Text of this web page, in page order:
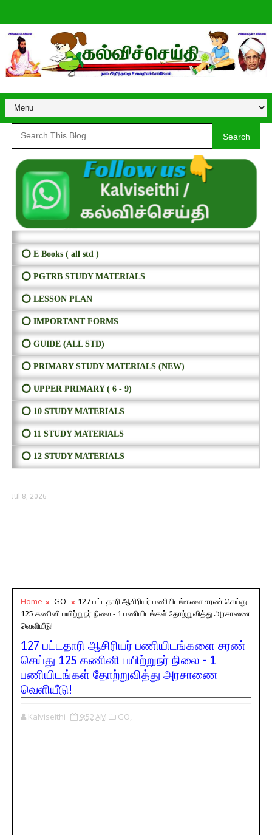
Search
⭕ E Books ( all std )
⭕ PGTRB STUDY MATERIALS
⭕ LESSON PLAN
⭕ IMPORTANT FORMS
⭕ GUIDE (ALL STD)
⭕ PRIMARY STUDY MATERIALS (NEW)
⭕ UPPER PRIMARY ( 6 - 9)
⭕ 10 STUDY MATERIALS
⭕ 11 STUDY MATERIALS
⭕ 12 STUDY MATERIALS
Jul 8, 2026
Home GO
127 பட்டதாரி ஆசிரியர் பணியிடங்களை சரண் செய்து
125 கணினி பயிற்றுநர் நிலை - 1 பணியிடங்கள் தோற்றுவித்து அரசாணை
வெளியீடு!
127 பட்டதாரி ஆசிரியர் பணியிடங்களை சரண்
செய்து 125 கணினி பயிற்றுநர் நிலை - 1
பணியிடங்கள் தோற்றுவித்து அரசாணை
வெளியீடு!
Kalviseithi 9:52 AM GO,